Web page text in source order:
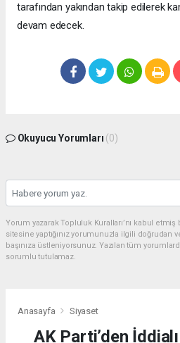
tarafından yakından takip edilerek
devam edecek.
Okuyucu Yorumları (0)
Yorum yazarak Topluluk Kuralları’nı kabul
sitesine yaptığınız yorumunuzla ilgili doğrudan
başınıza üstleniyorsunuz. Yazılan tüm
sorumlu tutulamaz.
Anasayfa Siyaset
AK Parti’den İddialı